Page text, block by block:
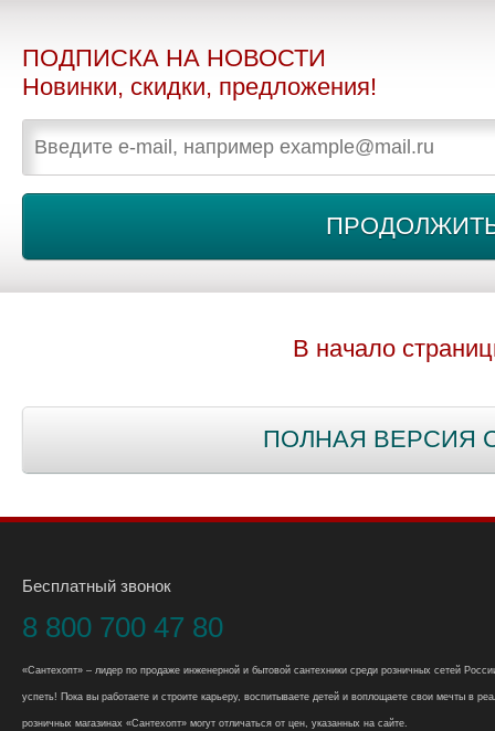
ПОДПИСКА НА НОВОСТИ
Новинки, скидки, предложения!
В начало
ПОЛНАЯ ВЕРСИЯ
Бесплатный звонок
8 800 700 47 80
«Сантехопт» – лидер по продаже инженерной и бытовой сантехники среди розничных сетей
успеть! Пока вы работаете и строите карьеру, воспитываете детей и воплощаете свои мечты в
розничных магазинах «Сантехопт» могут отличаться от цен, указанных на сайте.